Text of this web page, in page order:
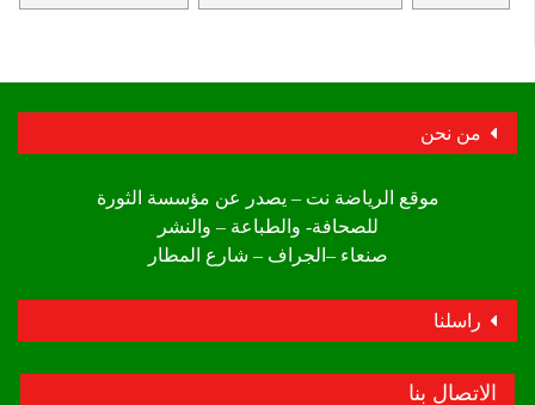
من نحن
موقع الرياضة نت – يصدر عن مؤسسة الثورة
للصحافة- والطباعة – والنشر
صنعاء –الجراف – شارع المطار
راسلنا
الاتصال بنا